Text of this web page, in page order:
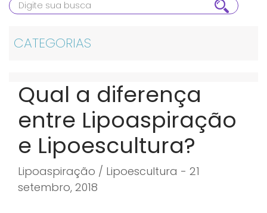
CATEGORIAS
Qual a diferença
entre Lipoaspiração
e Lipoescultura?
Lipoaspiração / Lipoescultura - 21
setembro, 2018